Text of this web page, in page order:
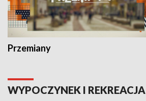
Przemiany
WYPOCZYNEK I REKREACJA